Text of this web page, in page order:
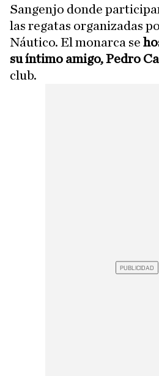
Sangenjo donde
las regatas organizadas
Náutico. El monarca se
su íntimo amigo, Pedro
club.